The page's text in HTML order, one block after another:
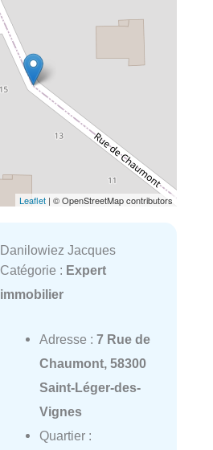
Leaflet | © OpenStreetMap contributors
Danilowiez Jacques
Catégorie : Expert
immobilier
Adresse : 7 Rue de
Chaumont, 58300
Saint-Léger-des-
Vignes
Quartier :